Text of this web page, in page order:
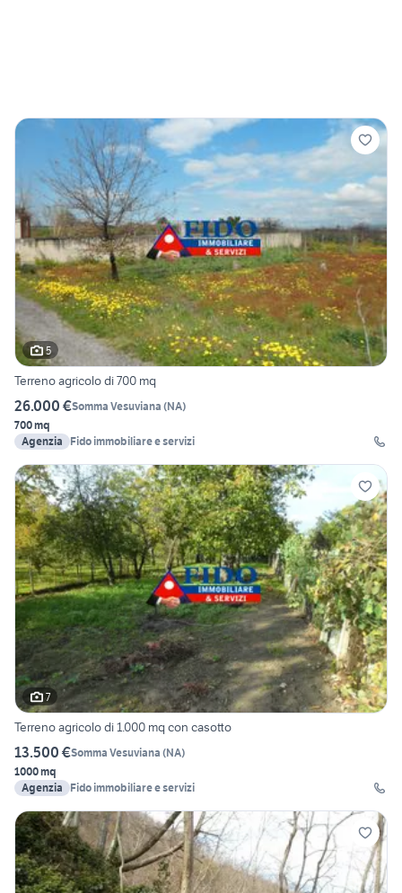
5
Terreno agricolo di 700 mq
26.000 €Somma Vesuviana (NA)
700 mq
Agenzia
Fido immobiliare e servizi
7
Terreno agricolo di 1.000 mq con casotto
13.500 €Somma Vesuviana (NA)
1000 mq
Agenzia
Fido immobiliare e servizi